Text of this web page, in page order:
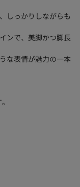
しっかりしながらも
ンで、美脚かつ脚長
な表情が魅力の一本